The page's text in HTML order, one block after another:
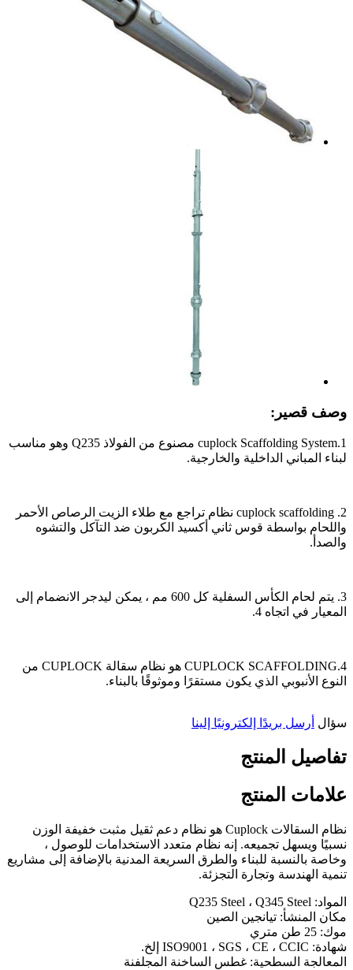
وصف قصير:
1.cuplock Scaffolding System مصنوع من الفولاذ Q235 وهو مناسب
لبناء المباني الداخلية والخارجية.
2. cuplock scaffolding نظام تراجع مع طلاء الزيت الرصاص الأحمر
واللحام بواسطة قوس ثاني أكسيد الكربون ضد التآكل والتشوه
والصدأ.
3. يتم لحام الكأس السفلية كل 600 مم ، يمكن ليدجر الانضمام إلى
المعيار في اتجاه 4.
4.CUPLOCK SCAFFOLDING هو نظام سقالة CUPLOCK من
النوع الأنبوبي الذي يكون مستقرًا وموثوقًا بالبناء.
سؤال أرسل بريدًا إلكترونيًا إلينا
تفاصيل المنتج
علامات المنتج
نظام السقالات Cuplock هو نظام دعم ثقيل مثبت خفيفة الوزن
نسبيًا ويسهل تجميعه. إنه نظام متعدد الاستخدامات للوصول ،
وخاصة بالنسبة للبناء والطرق السريعة المدنية بالإضافة إلى مشاريع
تنمية الهندسة وتجارة التجزئة.
المواد: Q235 Steel ، Q345 Steel
مكان المنشأ: تيانجين الصين
موك: 25 طن متري
شهادة: ISO9001 ، SGS ، CE ، CCIC إلخ.
المعالجة السطحية: غطس الساخنة المجلفنة